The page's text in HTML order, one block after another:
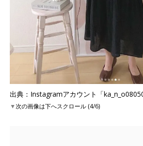
出典：Instagramアカウント「
▼次の画像は下へスクロール (4/6)